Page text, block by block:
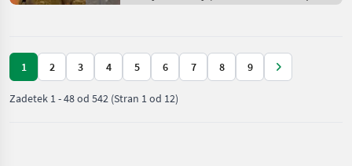
Motorna kosilnica/
1 2 3 4 5 6 7 8 9
Zadetek 1-48od 542 (Stran 1 od 12)